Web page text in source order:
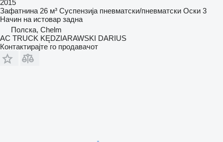
2015
Зафатнина 26 м³ Суспензија пневматски/пневматски Оски 3
Начин на истовар задна
Полска, Chelm
AC TRUCK KĘDZIARAWSKI DARIUS
Контактирајте го продавачот